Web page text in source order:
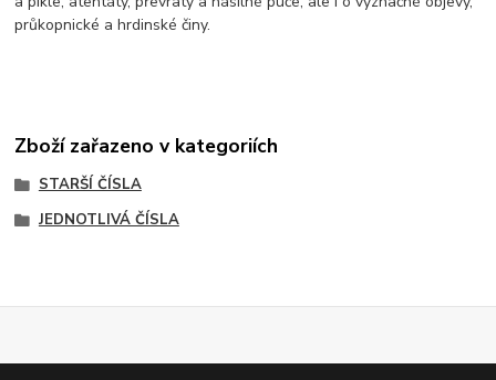
průkopnické a hrdinské činy.
Zboží zařazeno v kategoriích
STARŠÍ ČÍSLA
JEDNOTLIVÁ ČÍSLA